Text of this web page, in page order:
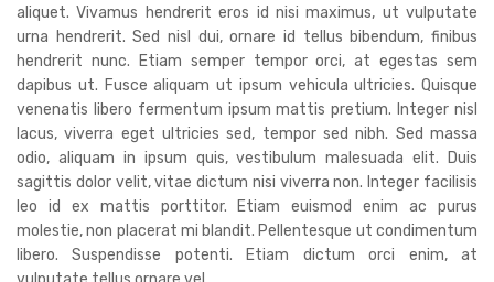
aliquet. Vivamus hendrerit eros id nisi maximus, ut vulputate
urna hendrerit. Sed nisl dui, ornare id tellus bibendum, finibus
hendrerit nunc. Etiam semper tempor orci, at egestas sem
dapibus ut. Fusce aliquam ut ipsum vehicula ultricies. Quisque
venenatis libero fermentum ipsum mattis pretium. Integer nisl
lacus, viverra eget ultricies sed, tempor sed nibh. Sed massa
odio, aliquam in ipsum quis, vestibulum malesuada elit. Duis
sagittis dolor velit, vitae dictum nisi viverra non. Integer facilisis
leo id ex mattis porttitor. Etiam euismod enim ac purus
molestie, non placerat mi blandit. Pellentesque ut condimentum
libero. Suspendisse potenti. Etiam dictum orci enim, at